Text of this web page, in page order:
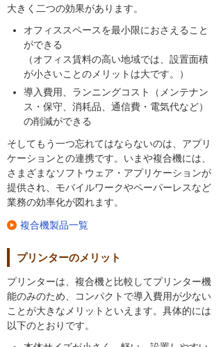
大きく二つの効果があります。
オフィススペースを最小限におさえること
ができる
（オフィス賃料の高い地域では、設置面積
が小さいことのメリットは大です。）
導入費用、ランニングコスト（メンテナン
ス・保守、消耗品、通信費・電気代など）
の削減ができる
そしてもう一つ忘れてはならないのは、アプリ
ケーションとの連携です。いまや複合機には、
さまざまなソフトウェア・アプリケーションが
提供され、モバイルワークやペーパーレスなど
業務の効率化が図れます。
複合機製品一覧
プリンターのメリット
プリンターは、複合機と比較してプリンター機
能のみのため、コンパクトで導入費用が少ない
ことが大きなメリットといえます。具体的には
以下のとおりです。